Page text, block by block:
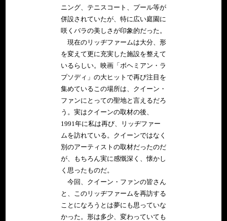
ニング、テニスコート、プール等が
併設されていたが、特に広い庭園に
咲くバラの美しさが印象的だった。
現在のリッヂファームは大分、形
を変えて更に充実した施設を整えて
いるらしい。映画「ボヘミアン・ラ
プソディ」の大ヒットで再び注目を
集めているこの場所は、クイーン・
ファンにとっての聖地と言えるだろ
う。実はクイーンの取材の後、
1991年に私は再び、リッヂファー
ムを訪れている。クイーンではなく
別のアーティストの取材だったのだ
が、もちろん実に感慨深く、懐かし
く思ったものだ。
今回、クイーン・ファンの皆さん
と、このリッヂファームを再訪する
ことになろうとは夢にも思っていな
かった。形は多少、変わっていても